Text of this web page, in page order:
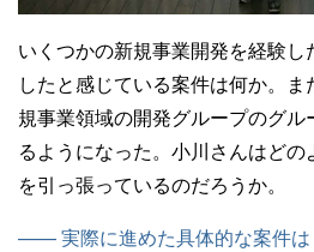
いくつかの新規事業開発を経験
したと感じている案件は何か。
規事業領域の開発グループのグ
るようになった。小川さんはど
を引っ張っているのだろうか。
—— 実際に進めた具体的な案件は